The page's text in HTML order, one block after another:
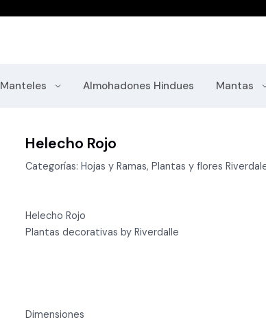
Manteles Almohadones Hindues Mantas
Helecho Rojo
Categorías: Hojas y Ramas, Plantas y flores
Helecho Rojo
Plantas decorativas by Riverdalle
Dimensiones